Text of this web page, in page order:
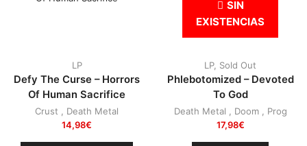
LP
Defy The Curse – Horrors
Of Human Sacrifice
Crust
Death Metal
14,98€
SIN
EXISTENCIAS
LP, Sold Out
Phlebotomized – Devoted
To God
Death Metal Doom, Prog
17,98€